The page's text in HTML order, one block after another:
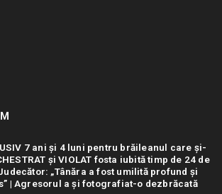
7 ani și 4 luni pentru brăileanul care și-
și VIOLAT fosta iubită timp de 24 de
„Tânăra a fost umilită profund și
| Agresorul a și fotografiat-o dezbrăcată